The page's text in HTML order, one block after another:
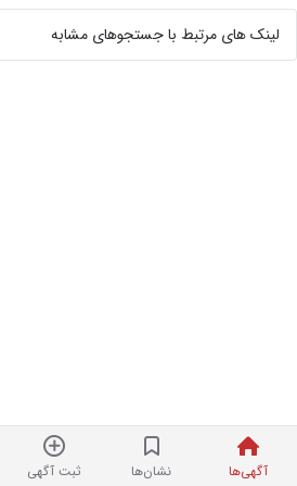
آگهی‌ها نشان‌ها ثبت آگهی
لینک های مرتبط با جستجوهای مشابه